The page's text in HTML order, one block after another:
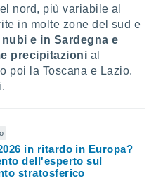
nord, più variabile al
in molte zone del sud e
e in Sardegna e
precipitazioni al
poi la Toscana e Lazio.
in ritardo in Europa?
dell'esperto sul
stratosferico